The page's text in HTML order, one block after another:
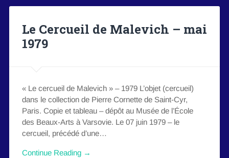
Le Cercueil de Malevich – mai
1979
« Le cercueil de Malevich » – 1979 L’objet (cercueil)
dans le collection de Pierre Cornette de Saint-Cyr,
Paris. Copie et tableau – dépôt au Musée de l’École
des Beaux-Arts à Varsovie. Le 07 juin 1979 – le
cercueil, précédé d’une…
Continue Reading →